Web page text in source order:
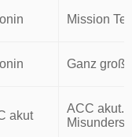
Mission
Ganz
akut
ACC akut.